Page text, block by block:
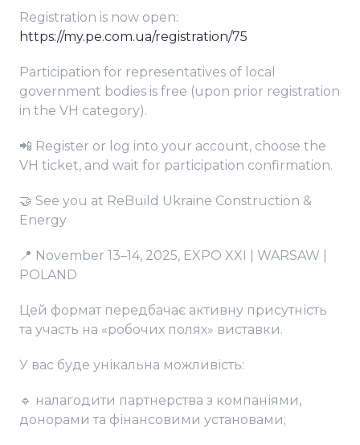
Registration is now open:
https://my.pe.com.ua/registration/75
Participation for representatives of local
government bodies is free (upon prior registration
in the VH category).
📲 Register or log into your account, choose the
VH ticket, and wait for participation confirmation.
🤝 See you at ReBuild Ukraine Construction &
Energy
📍 November 13–14, 2025, EXPO XXI | WARSAW |
POLAND
Цей формат передбачає активну присутність
та участь на «робочих полях» виставки.
У вас буде унікальна можливість:
🔹 налагодити партнерства з компаніями,
донорами та фінансовими установами;